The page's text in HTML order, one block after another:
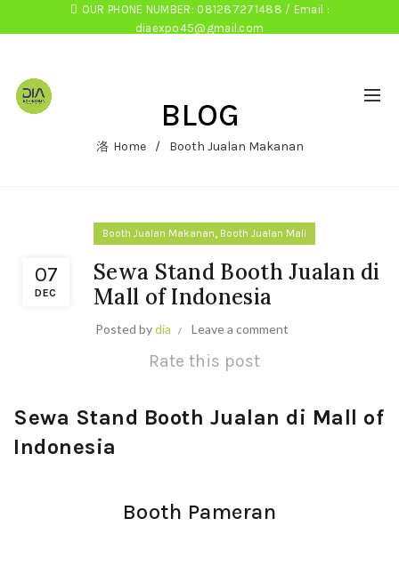
OUR PHONE NUMBER: 081287271488 / Email :
diaexpo45@gmail.com
BLOG
Home Booth Jualan Makanan
07
DEC
Booth Jualan Makanan, Booth Jualan Mall
Sewa Stand Booth Jualan di
Mall of Indonesia
Posted bydia Leave a comment
Rate this post
Sewa Stand Booth Jualan di Mall of
Indonesia
Booth Pameran